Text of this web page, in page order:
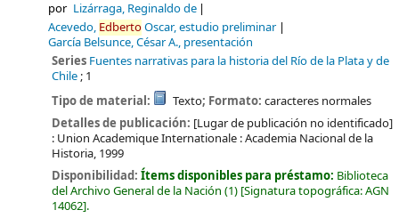
por Lizárraga, Reginaldo de
Acevedo, EdbertoOscar, estudio preliminar
García Belsunce, César A., presentación
Series Fuentes narrativas para la historia del Río de la Plata y de
Chile; 1
Tipo de material:
Texto; Formato: caracteres normales
Detalles de publicación: [Lugar de publicación no identificado]
: Union Academique Internationale : Academia Nacional de la
Historia, 1999
Disponibilidad:Ítems disponibles para préstamo: Biblioteca
del Archivo General de la Nación (1) Signatura topográfica:AGN
14062 .